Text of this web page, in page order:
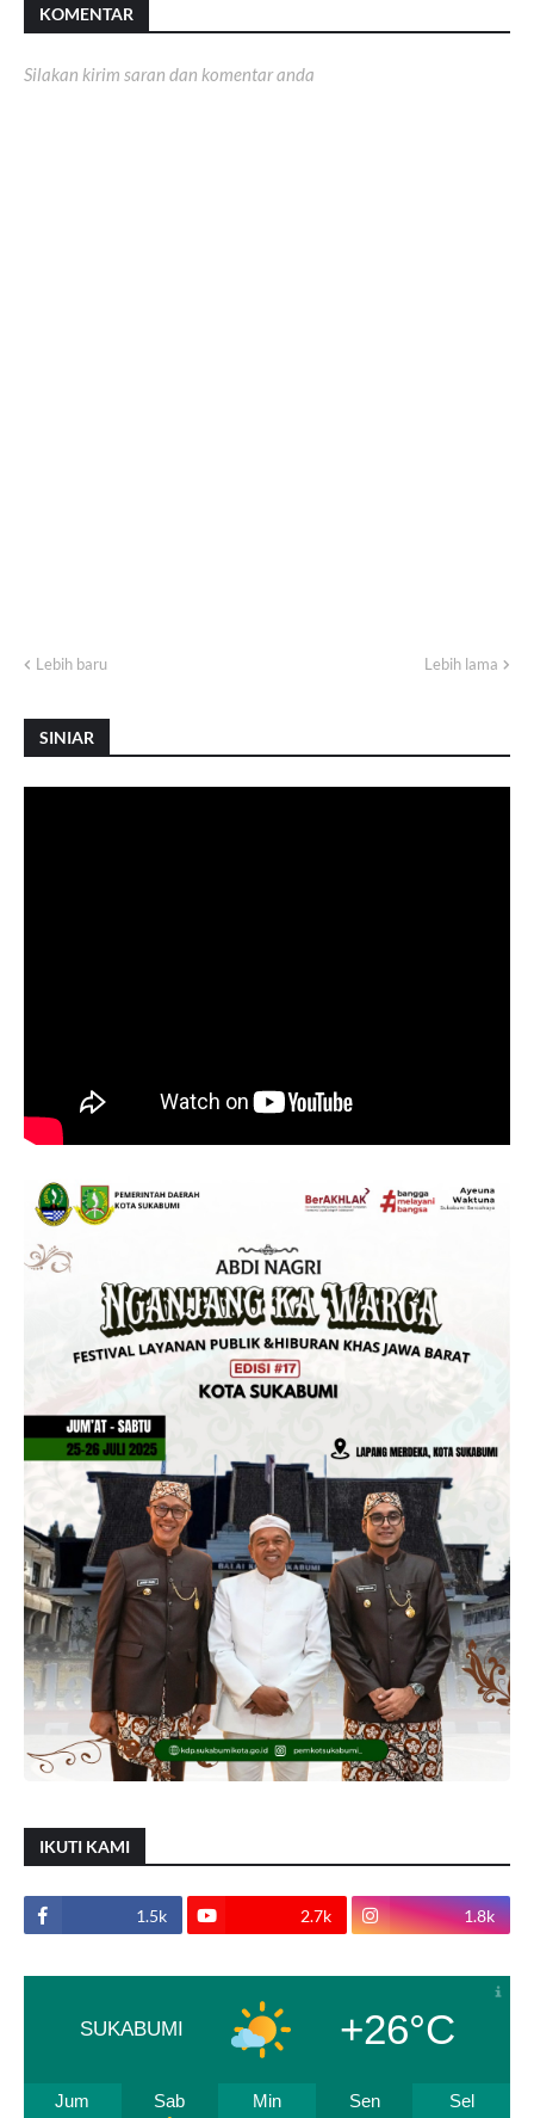
KOMENTAR
Silakan kirim saran dan komentar anda
Lebih baru Lebih lama
SINIAR
IKUTI KAMI
1.5k 2.7k 1.8k
SUKABUMI +26°C
Jum Sab Min Sen Sel